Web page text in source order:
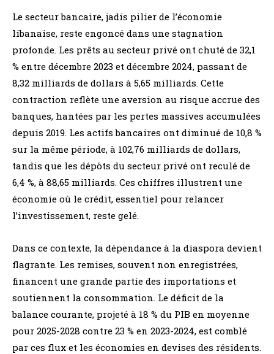
Le secteur bancaire, jadis pilier de l’économie
libanaise, reste engoncé dans une stagnation
profonde. Les prêts au secteur privé ont chuté de 32,1
% entre décembre 2023 et décembre 2024, passant de
8,32 milliards de dollars à 5,65 milliards. Cette
contraction reflète une aversion au risque accrue des
banques, hantées par les pertes massives accumulées
depuis 2019. Les actifs bancaires ont diminué de 10,8 %
sur la même période, à 102,76 milliards de dollars,
tandis que les dépôts du secteur privé ont reculé de
6,4 %, à 88,65 milliards. Ces chiffres illustrent une
économie où le crédit, essentiel pour relancer
l’investissement, reste gelé.
Dans ce contexte, la dépendance à la diaspora devient
flagrante. Les remises, souvent non enregistrées,
financent une grande partie des importations et
soutiennent la consommation. Le déficit de la
balance courante, projeté à 18 % du PIB en moyenne
pour 2025-2028 contre 23 % en 2023-2024, est comblé
par ces flux et les économies en devises des résidents.